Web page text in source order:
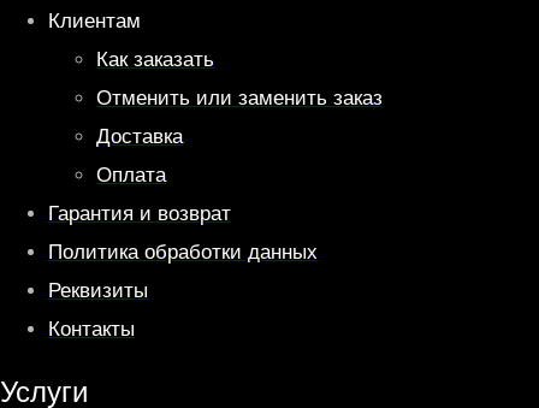
p
m
Клиентам
Как заказать
Отменить или заменить заказ
Доставка
Оплата
Гарантия и возврат
Политика обработки данных
Реквизиты
Контакты
Услуги